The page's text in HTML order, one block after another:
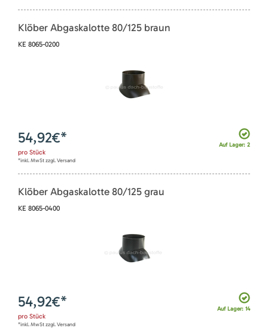
Klöber Abgaskalotte 80/125 braun
KE 8065-0200
Auf Lager: 2
54,92€*
pro Stück
*inkl. MwSt zzgl. Versand
Klöber Abgaskalotte 80/125 grau
KE 8065-0400
Auf Lager: 14
54,92€*
pro Stück
*inkl. MwSt zzgl. Versand